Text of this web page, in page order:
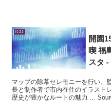
ICO
開園
喫 福
スタ -
マップの除幕セレモニーを行い、
長と制作者で市内在住のイラスト
歴史が豊かなルートの魅力 ...